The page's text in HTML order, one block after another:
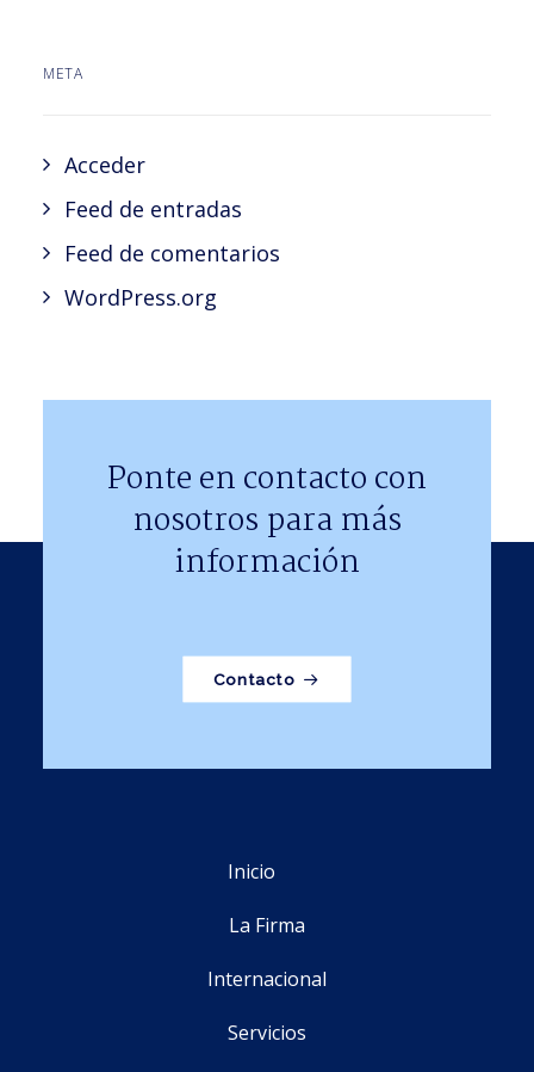
META
Acceder
Feed de entradas
Feed de comentarios
WordPress.org
Ponte en contacto con
nosotros para más
información
Contacto
Inicio
La Firma
Internacional
Servicios